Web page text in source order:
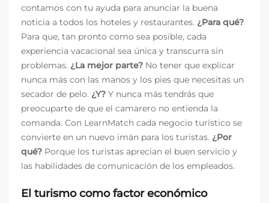
contamos con tu ayuda para anunciar la buena
noticia a todos los hoteles y restaurantes. ¿Para qué?
Para que, tan pronto como sea posible, cada
experiencia vacacional sea única y transcurra sin
problemas. ¿La mejor parte? No tener que explicar
nunca más con las manos y los pies que necesitas un
secador de pelo. ¿Y? Y nunca más tendrás que
preocuparte de que el camarero no entienda la
comanda. Con LearnMatch cada negocio turístico se
convierte en un nuevo imán para los turistas. ¿Por
qué? Porque los turistas aprecian el buen servicio y
las habilidades de comunicación de los empleados.
El turismo como factor económico